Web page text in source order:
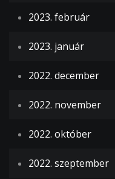
2023. február
2023. január
2022. december
2022. november
2022. október
2022. szeptember